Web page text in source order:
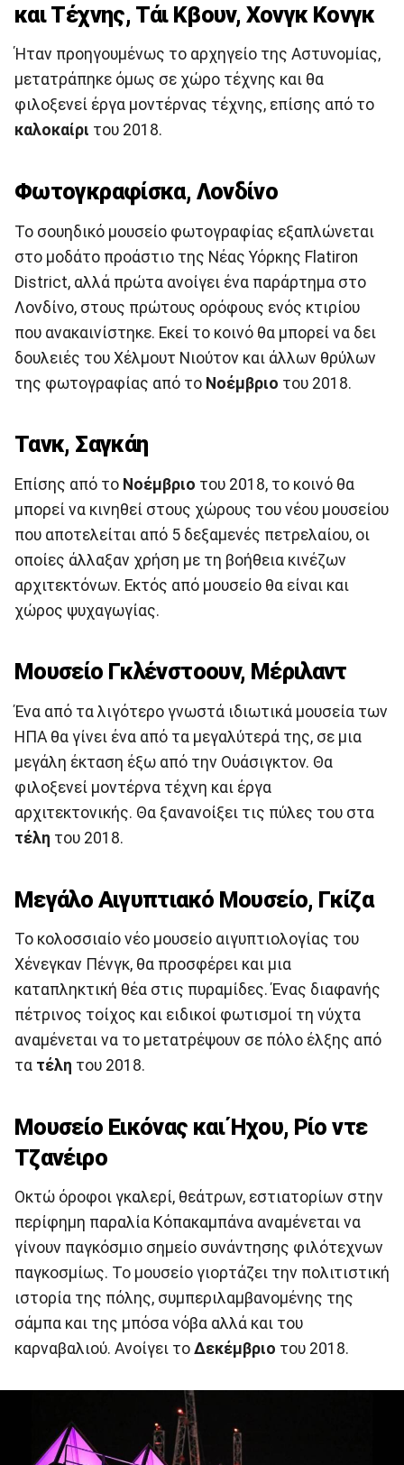
και Τέχνης, Τάι Κβουν, Χονγκ Κονγκ
Ήταν προηγουμένως το αρχηγείο της Αστυνομίας,
μετατράπηκε όμως σε χώρο τέχνης και θα
φιλοξενεί έργα μοντέρνας τέχνης, επίσης από το
καλοκαίρι του 2018.
Φωτογκραφίσκα, Λονδίνο
Το σουηδικό μουσείο φωτογραφίας εξαπλώνεται
στο μοδάτο προάστιο της Νέας Υόρκης Flatiron
District, αλλά πρώτα ανοίγει ένα παράρτημα στο
Λονδίνο, στους πρώτους ορόφους ενός κτιρίου
που ανακαινίστηκε. Εκεί το κοινό θα μπορεί να δει
δουλειές του Χέλμουτ Νιούτον και άλλων θρύλων
της φωτογραφίας από το Νοέμβριο του 2018.
Τανκ, Σαγκάη
Επίσης από το Νοέμβριο του 2018, το κοινό θα
μπορεί να κινηθεί στους χώρους του νέου μουσείου
που αποτελείται από 5 δεξαμενές πετρελαίου, οι
οποίες άλλαξαν χρήση με τη βοήθεια κινέζων
αρχιτεκτόνων. Εκτός από μουσείο θα είναι και
χώρος ψυχαγωγίας.
Μουσείο Γκλένστοουν, Μέριλαντ
Ένα από τα λιγότερο γνωστά ιδιωτικά μουσεία των
ΗΠΑ θα γίνει ένα από τα μεγαλύτερά της, σε μια
μεγάλη έκταση έξω από την Ουάσιγκτον. Θα
φιλοξενεί μοντέρνα τέχνη και έργα
αρχιτεκτονικής. Θα ξανανοίξει τις πύλες του στα
τέλη του 2018.
Μεγάλο Αιγυπτιακό Μουσείο, Γκίζα
Το κολοσσιαίο νέο μουσείο αιγυπτιολογίας του
Χένεγκαν Πένγκ, θα προσφέρει και μια
καταπληκτική θέα στις πυραμίδες. Ένας διαφανής
πέτρινος τοίχος και ειδικοί φωτισμοί τη νύχτα
αναμένεται να το μετατρέψουν σε πόλο έλξης από
τα τέλη του 2018.
Μουσείο Εικόνας και Ήχου, Ρίο ντε
Τζανέιρο
Οκτώ όροφοι γκαλερί, θεάτρων, εστιατορίων στην
περίφημη παραλία Κόπακαμπάνα αναμένεται να
γίνουν παγκόσμιο σημείο συνάντησης φιλότεχνων
παγκοσμίως. Το μουσείο γιορτάζει την πολιτιστική
ιστορία της πόλης, συμπεριλαμβανομένης της
σάμπα και της μπόσα νόβα αλλά και του
καρναβαλιού. Ανοίγει το Δεκέμβριο του 2018.